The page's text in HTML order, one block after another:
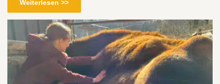
Weiterlesen >>